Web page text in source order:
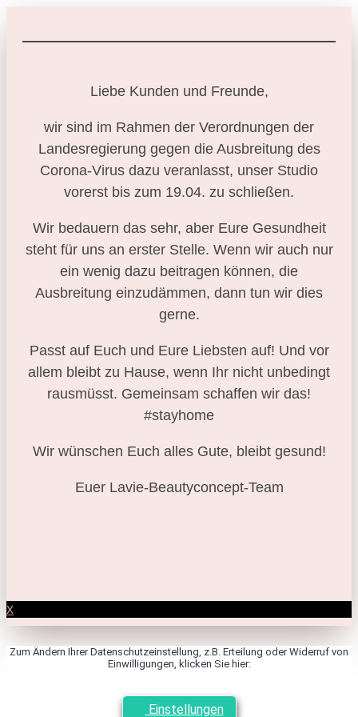
Liebe Kunden und Freunde,
wir sind im Rahmen der Verordnungen der
Landesregierung gegen die Ausbreitung des
Corona-Virus dazu veranlasst, unser Studio
vorerst bis zum 19.04. zu schließen.
Wir bedauern das sehr, aber Eure Gesundheit
steht für uns an erster Stelle. Wenn wir auch nur
ein wenig dazu beitragen können, die
Ausbreitung einzudämmen, dann tun wir dies
gerne.
Passt auf Euch und Eure Liebsten auf! Und vor
allem bleibt zu Hause, wenn Ihr nicht unbedingt
rausmüsst. Gemeinsam schaffen wir das!
#stayhome
Wir wünschen Euch alles Gute, bleibt gesund!
Euer Lavie-Beautyconcept-Team
x
Zum Ändern Ihrer Datenschutzeinstellung, z.B. Erteilung oder Widerruf von
Einwilligungen, klicken Sie hier:
Einstellungen